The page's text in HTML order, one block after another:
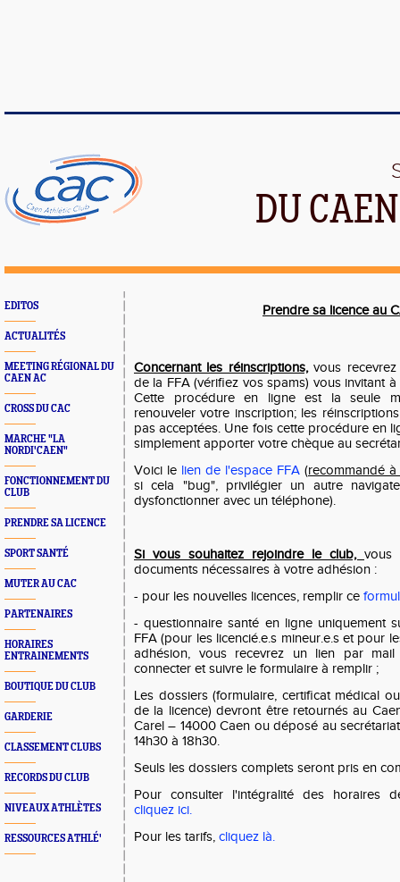
DU
EDITOS
ACTUALITÉS
MEETING RÉGIONAL DU
CAEN AC
CROSS DU CAC
MARCHE "LA
NORDI'CAEN"
FONCTIONNEMENT DU
CLUB
PRENDRE SA LICENCE
SPORT SANTÉ
MUTER AU CAC
PARTENAIRES
HORAIRES
ENTRAINEMENTS
BOUTIQUE DU CLUB
GARDERIE
CLASSEMENT CLUBS
RECORDS DU CLUB
NIVEAUX ATHLÈTES
RESSOURCES ATHLÉ'
Prendre sa licence au
Concernant les réinscriptions,vous recevrez
de la FFA (vérifiez vos spams) vous invitant
Cette procédure en ligne est la seule
renouveler votre inscription; les
pas acceptées. Une fois cette procédure en
simplement apporter votre chèque au
Voici le lien de l'espace FFA (recommandé
si cela "bug", privilégier un autre
dysfonctionner avec un téléphone).
Si vous souhaitez rejoindre le club, vous
documents nécessaires à votre adhésion :
- pour les nouvelles licences, remplir ce
- questionnaire santé en ligne uniquement
FFA (pour les licencié.e.s mineur.e.s et pour
adhésion, vous recevrez un lien par
connecter et suivre le formulaire à remplir ;
Les dossiers (formulaire, certificat médical
de la licence) devront être retournés au
Carel – 14000 Caen ou déposé au
14h30 à 18h30.
Seuls les dossiers complets seront pris en
Pour consulter l'intégralité des horaires
cliquez ici.
Pour les tarifs, cliquez là.